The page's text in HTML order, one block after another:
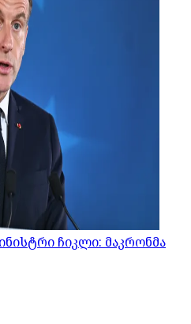
ჩიკლი: მაკრონმა